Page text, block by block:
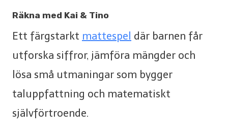
Räkna med Kai & Tino
Ett färgstarkt mattespel där barnen får
utforska siffror, jämföra mängder och
lösa små utmaningar som bygger
taluppfattning och matematiskt
självförtroende.